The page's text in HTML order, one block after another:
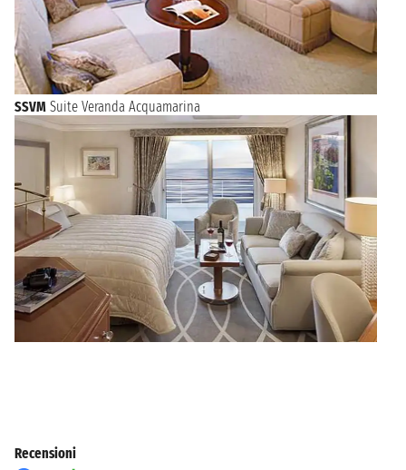
SSVM Suite Veranda Acquamarina
Recensioni